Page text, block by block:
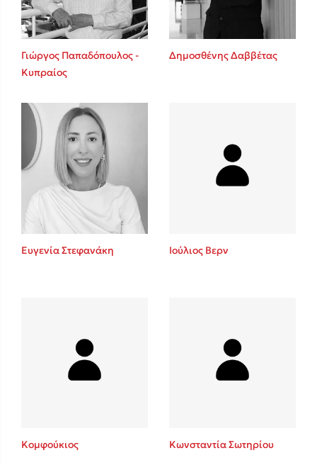
Γιώργος Παπαδόπουλος -
Κυπραίος
Δημοσθένης Δαββέτας
Ευγενία Στεφανάκη Ιούλιος Βερν
Κομφούκιος Κωνσταντία Σωτηρίου